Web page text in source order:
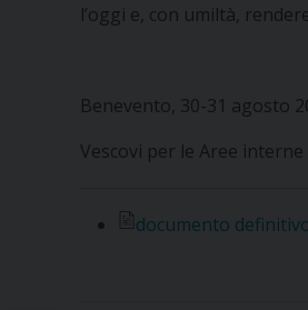
l’oggi e, con umiltà,
Benevento, 30-31 agosto
Vescovi per le Aree interne
documento